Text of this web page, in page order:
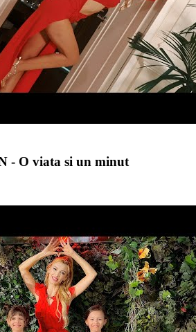
- O viata si un minut